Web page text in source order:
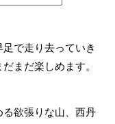
で走り去っていき
まだ楽しめます。
欲張りな山、西丹